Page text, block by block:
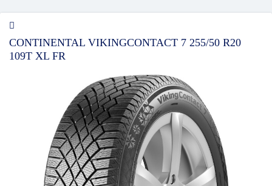
CONTINENTAL VIKINGCONTACT 7 255/50 R20
109T XL FR